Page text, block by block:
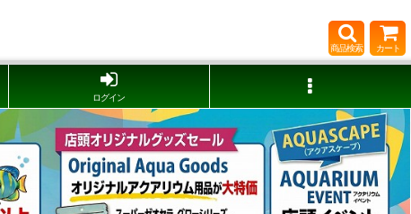
商品検索 カート
ログイン